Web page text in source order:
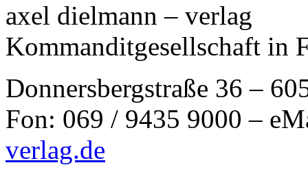
axel dielmann – verlag
Kommanditgesellschaft in
Donnersbergstraße 36 –
Fon: 069 / 9435 9000 –
verlag.de